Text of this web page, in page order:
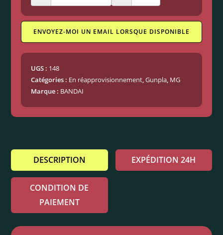
ENVOYEZ-MOI UN EMAIL LORSQUE DISPONIBLE
UGS : 148
Catégories : En réapprovisionnement,Gunpla, MG
Marque : BANDAI
DESCRIPTION EXPÉDITION 24H
CONDITION DE
PAIEMENT